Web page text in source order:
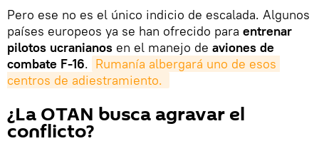
Pero ese no es el único indicio de escalada. Algunos
países europeos ya se han ofrecido para entrenar
pilotos ucranianos en el manejo de aviones de
combate F-16. Rumanía albergará uno de esos
centros de adiestramiento.
¿La OTAN busca agravar el
conflicto?